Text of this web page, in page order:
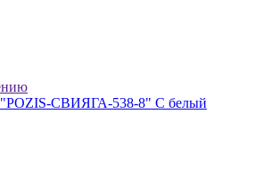
СВИЯГА-538-8" C белый